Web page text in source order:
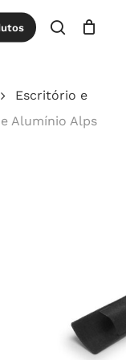
procurar
Close
Escritório e
Alumínio Alps